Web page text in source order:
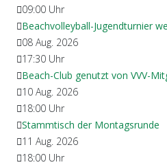
09:00 Uhr
Beachvolleyball-Jugendturnier
08 Aug. 2026
17:30 Uhr
Beach-Club genutzt von VVV-
10 Aug. 2026
18:00 Uhr
Stammtisch der Montagsrunde
11 Aug. 2026
18:00 Uhr